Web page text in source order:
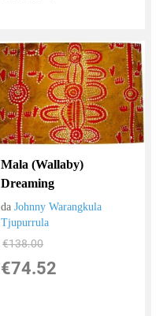
Mala (Wallaby)
Dreaming
daJohnny Warangkula
Tjupurrula
€138.00
€74.52